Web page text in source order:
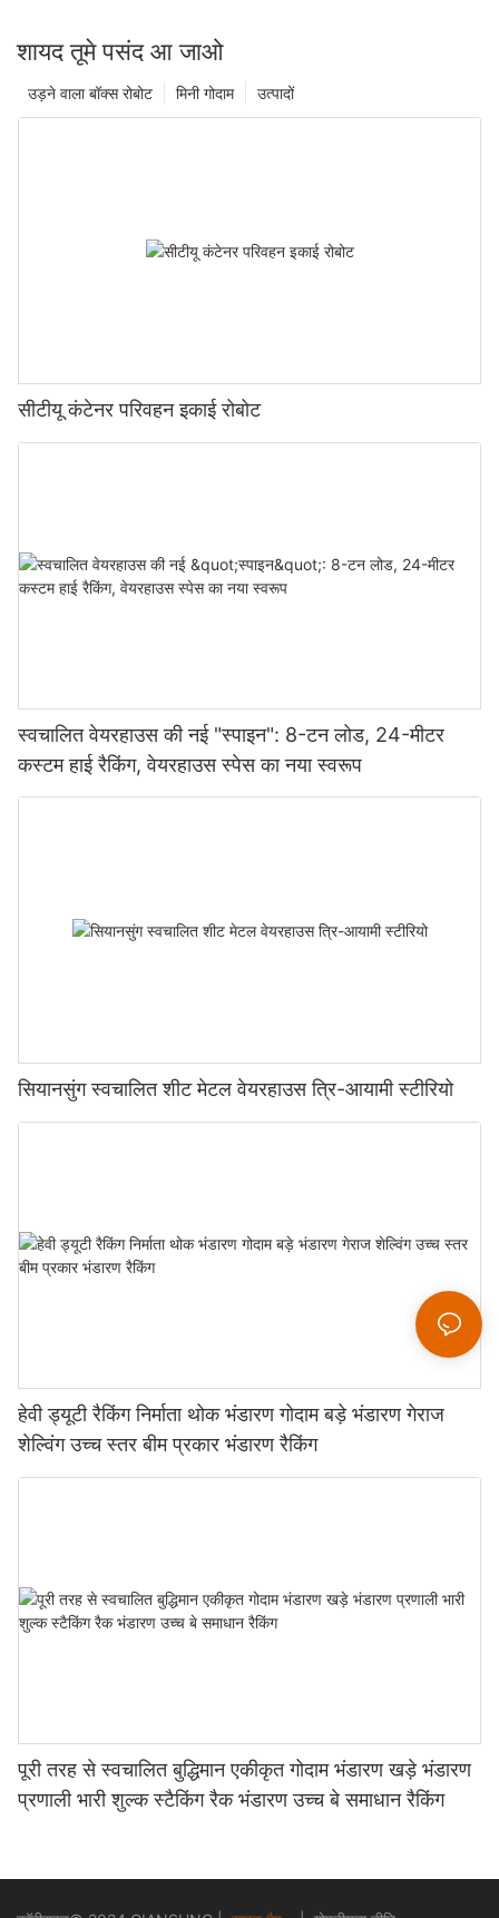
शायद तूमे पसंद आ जाओ
उत्पादों
मिनी गोदाम
उड़ने वाला बॉक्स रोबोट
सीटीयू कंटेनर परिवहन इकाई रोबोट
स्वचालित वेयरहाउस की नई "स्पाइन": 8-टन लोड, 24-मीटर
कस्टम हाई रैकिंग, वेयरहाउस स्पेस का नया स्वरूप
सियानसुंग स्वचालित शीट मेटल वेयरहाउस त्रि-आयामी स्टीरियो
हेवी ड्यूटी रैकिंग निर्माता थोक भंडारण गोदाम बड़े भंडारण गेराज
शेल्विंग उच्च स्तर बीम प्रकार भंडारण रैकिंग
पूरी तरह से स्वचालित बुद्धिमान एकीकृत गोदाम भंडारण खड़े भंडारण
प्रणाली भारी शुल्क स्टैकिंग रैक भंडारण उच्च बे समाधान रैकिंग